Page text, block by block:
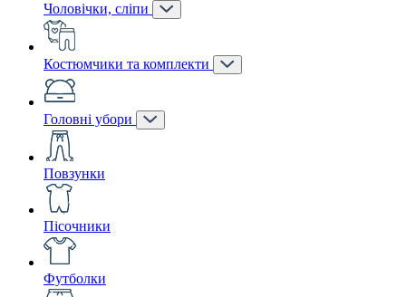
Чоловічки, сліпи
Костюмчики та комплекти
Головні убори
Повзунки
Пісочники
Футболки